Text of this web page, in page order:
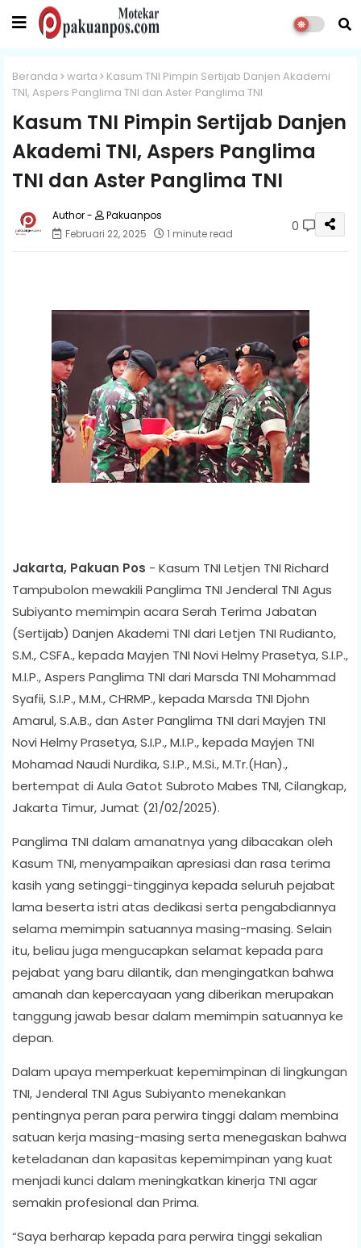
Beranda warta
Kasum TNI Pimpin Sertijab Danjen Akademi
TNI, Aspers Panglima TNI dan Aster Panglima TNI
Kasum TNI Pimpin Sertijab Danjen
Akademi TNI, Aspers Panglima
TNI dan Aster Panglima TNI
Pakuanpos
Februari 22, 2025
1 minute read 0
Jakarta, Pakuan Pos - Kasum TNI Letjen TNI Richard
Tampubolon mewakili Panglima TNI Jenderal TNI Agus
Subiyanto memimpin acara Serah Terima Jabatan
(Sertijab) Danjen Akademi TNI dari Letjen TNI Rudianto,
S.M., CSFA., kepada Mayjen TNI Novi Helmy Prasetya, S.I.P.,
M.I.P., Aspers Panglima TNI dari Marsda TNI Mohammad
Syafii, S.I.P., M.M., CHRMP., kepada Marsda TNI Djohn
Amarul, S.A.B., dan Aster Panglima TNI dari Mayjen TNI
Novi Helmy Prasetya, S.I.P., M.I.P., kepada Mayjen TNI
Mohamad Naudi Nurdika, S.I.P., M.Si., M.Tr.(Han).,
bertempat di Aula Gatot Subroto Mabes TNI, Cilangkap,
Jakarta Timur, Jumat (21/02/2025).
Panglima TNI dalam amanatnya yang dibacakan oleh
Kasum TNI, menyampaikan apresiasi dan rasa terima
kasih yang setinggi-tingginya kepada seluruh pejabat
lama beserta istri atas dedikasi serta pengabdiannya
selama memimpin satuannya masing-masing. Selain
itu, beliau juga mengucapkan selamat kepada para
pejabat yang baru dilantik, dan mengingatkan bahwa
amanah dan kepercayaan yang diberikan merupakan
tanggung jawab besar dalam memimpin satuannya ke
depan.
Dalam upaya memperkuat kepemimpinan di lingkungan
TNI, Jenderal TNI Agus Subiyanto menekankan
pentingnya peran para perwira tinggi dalam membina
satuan kerja masing-masing serta menegaskan bahwa
keteladanan dan kapasitas kepemimpinan yang kuat
menjadi kunci dalam meningkatkan kinerja TNI agar
semakin profesional dan Prima.
“Saya berharap kepada para perwira tinggi sekalian